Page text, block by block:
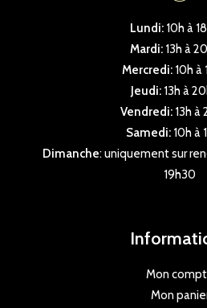
Lundi: 10h à
Mardi:13h à
Mercredi:10h à
Jeudi: 13h à
Vendredi:13h à
Samedi:10h à
Dimanche: uniquement sur
19h30
Mon
Mon